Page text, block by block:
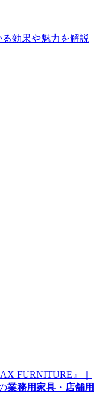
効果や魅力を解説
FURNITURE』｜
業務用家具 ・ 店舗用